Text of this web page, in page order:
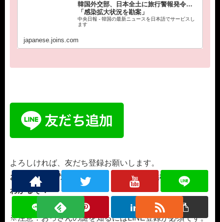
韓国外交部、日本全土に旅行警報発令…
「感染拡大状況を勘案」
中央日報 - 韓国の最新ニュースを日本語でサービスし
ます
japanese.joins.com
よろしければ、友だち登録お願いします。
おっさんと友だちになると、
おっさんの謎な部分が少し
わかるぞ！
※注意：おっさんの謎を知るにはLINE登録が必須です。